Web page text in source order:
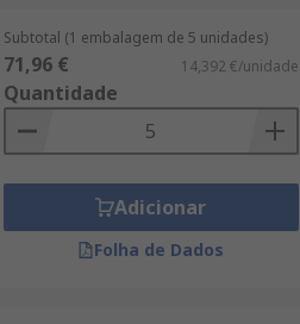
Subtotal (1 embalagem de 5 unidades)
71,96 € 14,392 €/unidade
Quantidade
Adicionar
Folha de Dados